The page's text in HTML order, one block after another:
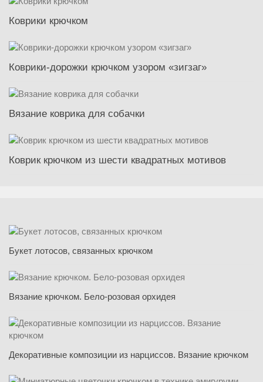
Коврики крючком
Коврики-дорожки крючком узором «зигзаг»
Вязание коврика для собачки
Коврик крючком из шести квадратных мотивов
Букет лотосов, связанных крючком
Вязание крючком. Бело-розовая орхидея
Декоративные композиции из нарциссов. Вязание крючком